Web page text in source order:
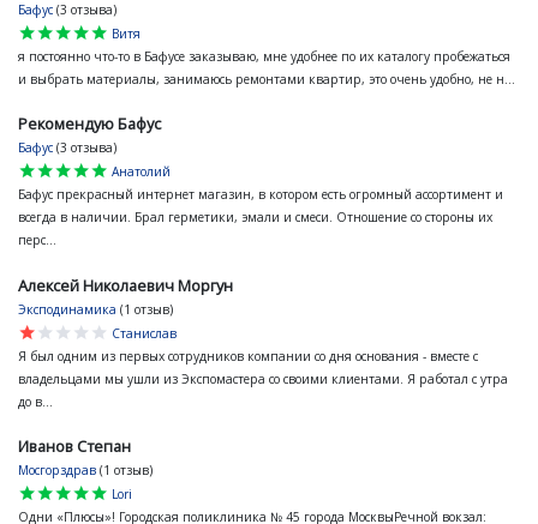
Бафус (3 отзыва)
star
star
star
star
star
Витя
я постоянно что-то в Бафусе заказываю, мне удобнее по их каталогу пробежаться
и выбрать материалы, занимаюсь ремонтами квартир, это очень удобно, не н...
Рекомендую Бафус
Бафус (3 отзыва)
star
star
star
star
star
Анатолий
Бафус прекрасный интернет магазин, в котором есть огромный ассортимент и
всегда в наличии. Брал герметики, эмали и смеси. Отношение со стороны их
перс...
Алексей Николаевич Моргун
Эксподинамика (1 отзыв)
star
star
star
star
star
Станислав
Я был одним из первых сотрудников компании со дня основания - вместе с
владельцами мы ушли из Экспомастера со своими клиентами. Я работал с утра
до в...
Иванов Степан
Мосгорздрав (1 отзыв)
star
star
star
star
star
Lori
Одни «Плюсы»! Городская поликлиника № 45 города МосквыРечной вокзал: